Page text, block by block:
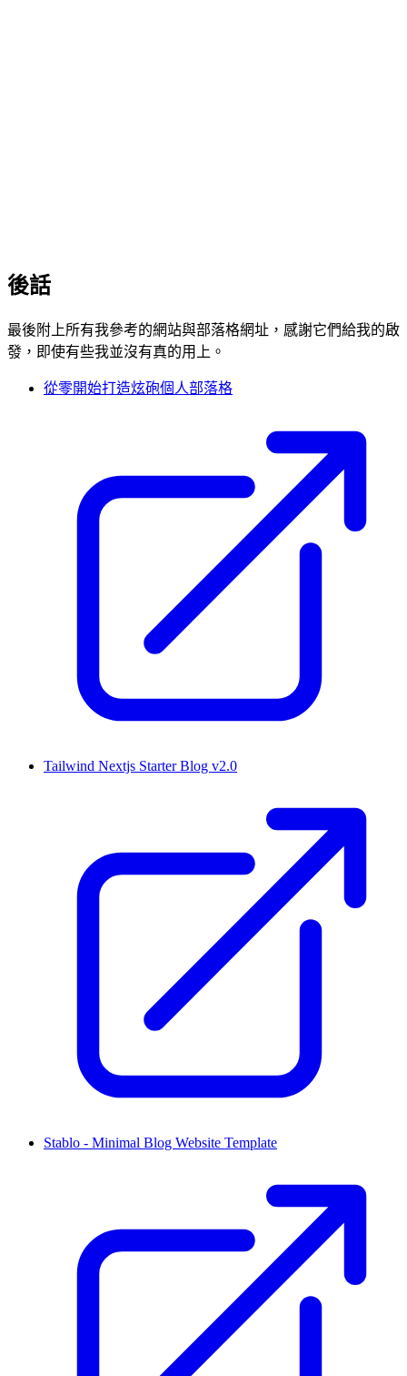
後話
最後附上所有我參考的網站與部落格網址，感謝它們給我的啟
發，即使有些我並沒有真的用上。
從零開始打造炫砲個人部落格
Tailwind Nextjs Starter Blog v2.0
Stablo - Minimal Blog Website Template